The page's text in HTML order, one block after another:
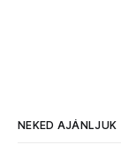
NEKED AJÁNLJUK